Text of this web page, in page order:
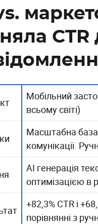
Мобільний
всьому світі)
Масштабна база
комунікації.
AI генерація
оптимізацією в
+82,3% CTR і
порівнянні з